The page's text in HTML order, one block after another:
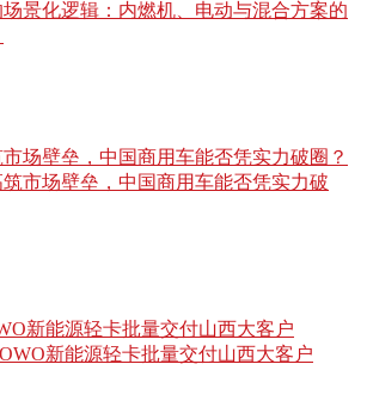
场壁垒，中国商用车能否凭实力破圈？
新能源轻卡批量交付山西大客户